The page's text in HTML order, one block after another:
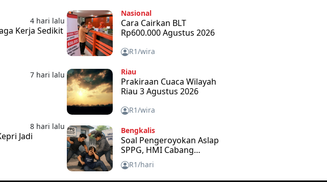
4 hari lalu
Kerja Sedikit
7 hari lalu
8 hari lalu
Jadi
Nasional
Cara Cairkan BLT
Rp600.000 Agustus 2026
R1/wira
Riau
Prakiraan Cuaca Wilayah
Riau 3 Agustus 2026
R1/wira
Bengkalis
Soal Pengeroyokan Aslap
SPPG, HMI Cabang
Bengkalis Kecam dan
Minta APH Usut Tuntas
R1/hari